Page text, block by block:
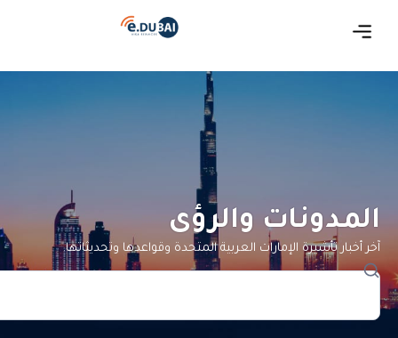
المدونات والرؤى
آخر أخبار تأشيرة الإمارات العربية المتحدة وقواعدها وتحديثاتها.